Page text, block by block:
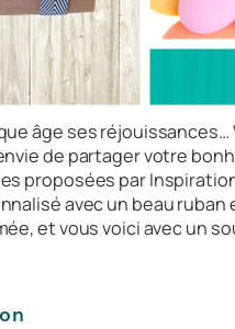
âge ses
de partager votre
proposées par
avec un beau
et vous voici avec un